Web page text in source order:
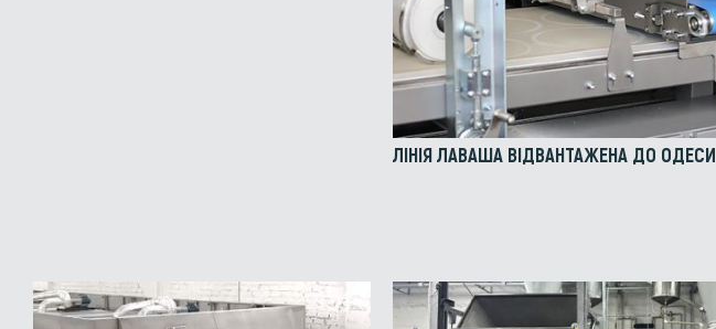
ЛІНІЯ ЛАВАША ВІДВАНТАЖЕНА ДО ОДЕСИ